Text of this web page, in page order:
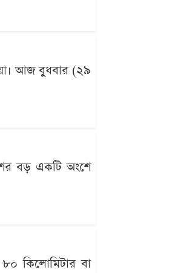
আজ বুধবার (২৯
বড় একটি অংশে
কিলোমিটার বা